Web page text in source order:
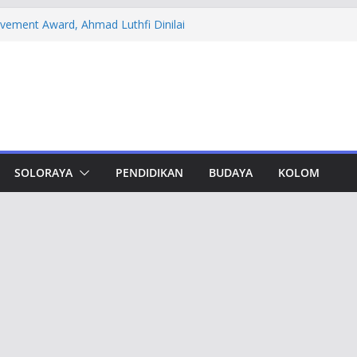
Award, Ahmad Luthfi Dinilai
Lewat Capacity Building
Ajak Aktivis Mahasiswa Tetap Kritis
Muktamar Tapak Suci, Ahmad Luthfi
Jadi Penguat Persatuan Bangsa
SOLORAYA PENDIDIKAN BUDAYA KOLOM